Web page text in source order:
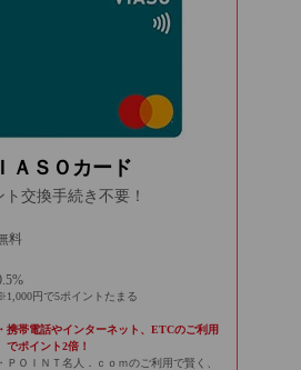
ＡＳＯカード
ト交換手続き不要！
料
1,000円で5ポイントたまる
携帯電話やインターネット、ETCのご利用
でポイント2倍！
ＰＯＩＮＴ名人．ｃｏｍのご利用で賢く、